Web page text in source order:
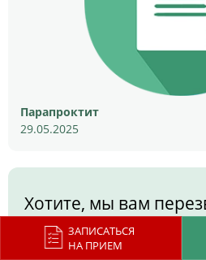
ЗАПИСАТЬСЯ
НА ПРИЕМ
Парапроктит
29.05.2025
Хотите, мы вам
Оставьте заявку и мы
вопросы!